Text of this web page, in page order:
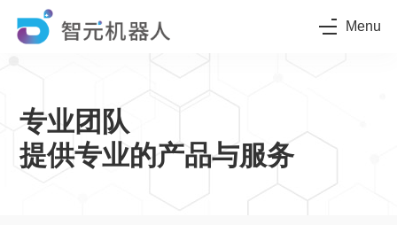
Menu
专业团队
提供专业的产品与服务